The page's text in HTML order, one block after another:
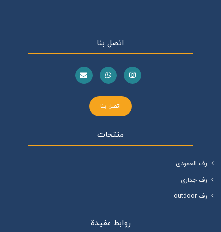
اتصل بنا
اتصل بنا
منتجات
رف العمودی
رف جداری
رف outdoor
روابط مفيدة